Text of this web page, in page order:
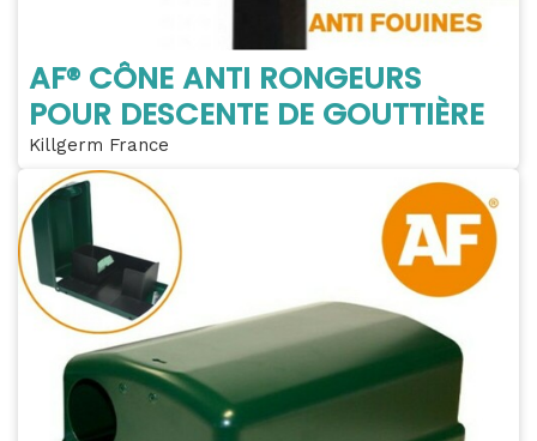
AF® CÔNE ANTI RONGEURS
POUR DESCENTE DE GOUTTIÈRE
Killgerm France